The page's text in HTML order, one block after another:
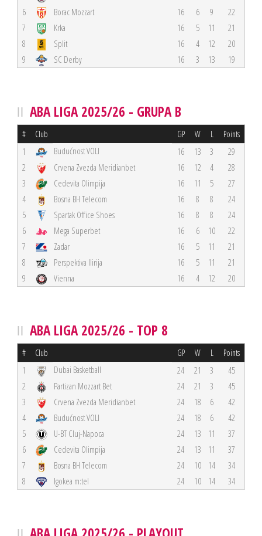
6
Borac Mozzart 16 6 9
22
7
Krka 16 5 11
21
8
Split 16 4 12
20
9
SC Derby 16 3 13 19
ABA LIGA 2025/26 - GRUPA B
# Club GP W L Points
1 Budućnost VOLI 16 13 3
29
2
Crvena Zvezda Meridianbet 16 12 4
28
3
Cedevita Olimpija 16 11 5
27
4
Bosna BH Telecom 16 8 8
24
5
Spartak Office Shoes 16 8 8
24
6
Mega Superbet 16 6 10
22
7
Zadar 16 5 11
21
8
Perspektiva Ilirija 16 5 11
21
9
Vienna 16 4 12 20
ABA LIGA 2025/26 - TOP 8
# Club GP W L Points
1 Dubai Basketball 24 21 3
45
2
Partizan Mozzart Bet 24 21 3
45
3
Crvena Zvezda Meridianbet 24 18 6
42
4
Budućnost VOLI 24 18 6
42
5
U-BT Cluj-Napoca 24 13 11
37
6
Cedevita Olimpija 24 13 11
37
7
Bosna BH Telecom 24 10 14
34
8
Igokea m:tel 24 10 14 34